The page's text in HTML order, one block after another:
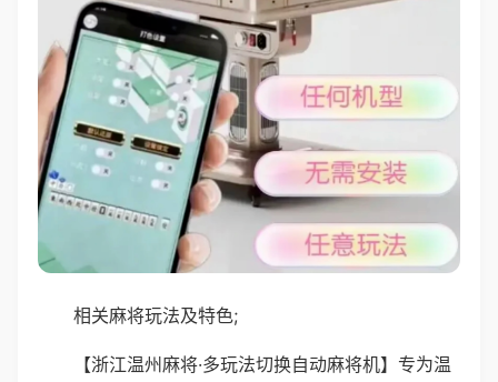
相关麻将玩法及特色;
【浙江温州麻将·多玩法切换自动麻将机】专为温